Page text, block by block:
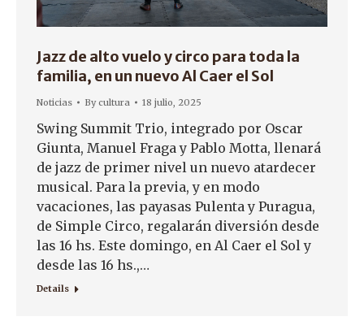
Jazz de alto vuelo y circo para toda la
familia, en un nuevo Al Caer el Sol
Noticias Bycultura 18 julio, 2025
Swing Summit Trio, integrado por Oscar
Giunta, Manuel Fraga y Pablo Motta, llenará
de jazz de primer nivel un nuevo atardecer
musical. Para la previa, y en modo
vacaciones, las payasas Pulenta y Puragua,
de Simple Circo, regalarán diversión desde
las 16 hs. Este domingo, en Al Caer el Sol y
desde las 16 hs.,…
Details